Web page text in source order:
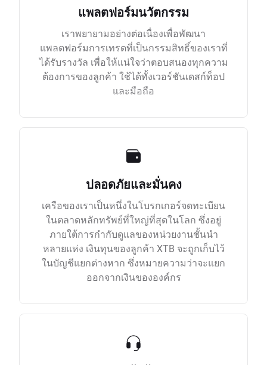
แพลตฟอร์มนวัตกรรม
เราพยายามอย่างต่อเนื่องเพื่อพัฒนา
แพลตฟอร์มการเทรดที่เป็นกรรมสิทธิ์ของเราที่
ได้รับรางวัล เพื่อให้แน่ใจว่าตอบสนองทุกความ
ต้องการของลูกค้า ใช้ได้ทั้งเวอร์ชันเดสก์ท็อป
และมือถือ
ปลอดภัยและมั่นคง
เครือของเราเป็นหนึ่งในโบรกเกอร์จดทะเบียน
ในตลาดหลักทรัพย์ที่ใหญ่ที่สุดในโลก ซึ่งอยู่
ภายใต้การกำกับดูแลของหน่วยงานชั้นนำ
หลายแห่ง เงินทุนของลูกค้า XTB จะถูกเก็บไว้
ในบัญชีแยกต่างหาก ซึ่งหมายความว่าจะแยก
ออกจากเงินขององค์กร